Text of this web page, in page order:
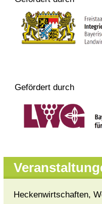
Gefördert durch
Heckenwirtschaften,